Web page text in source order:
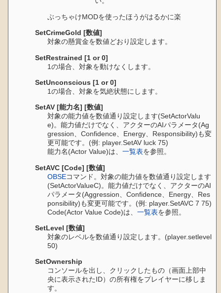
ぶっちゃけMODを使ったほうがはるかに楽
SetCrimeGold [数値]
対象の懸賞金を数値どおり設定します。
SetRestrained [1 or 0]
1の場合、対象を動けなくします。
SetUnconscious [1 or 0]
1の場合、対象を気絶状態にします。
SetAV [能力名] [数値]
対象の能力値を数値通り設定します(SetActorValu
e)。能力値だけでなく、アクターのAIパラメータ(Ag
gression、Confidence、Energy、Responsibility)も変
更可能です。(例: player.SetAV luck 75)
能力名(Actor Value)は、一覧表を参照。
SetAVC [Code] [数値]
OBSEコマンド。対象の能力値を数値通り設定します
(SetActorValueC)。能力値だけでなく、アクターのAI
パラメータ(Aggression、Confidence、Energy、Res
ponsibility)も変更可能です。(例: player.SetAVC 7 75)
Code(Actor Value Code)は、一覧表を参照。
SetLevel [数値]
対象のレベルを数値通り設定します。(player.setlevel
50)
SetOwnership
コンソールを出し、クリックしたもの（画面上部中
央に表示されたID）の所有権をプレイヤーに移しま
す。